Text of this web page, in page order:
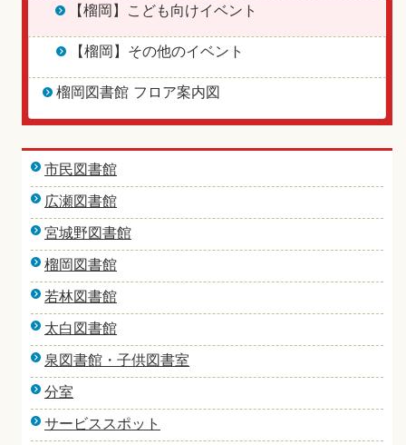
【榴岡】こども向けイベント
【榴岡】その他のイベント
榴岡図書館 フロア案内図
市民図書館
広瀬図書館
宮城野図書館
榴岡図書館
若林図書館
太白図書館
泉図書館・子供図書室
分室
サービススポット